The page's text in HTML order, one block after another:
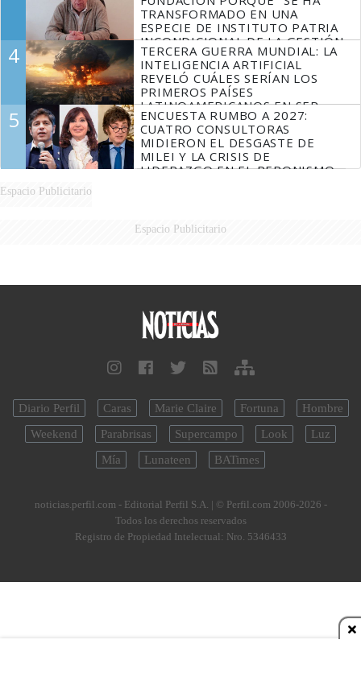
TRANSFORMADO EN UNA
ESPECIE DE INSTITUTO PATRIA
INCONDICIONAL DE LA GESTIÓN
DE MILEI"
4
TERCERA GUERRA MUNDIAL: LA
INTELIGENCIA ARTIFICIAL
REVELÓ CUÁLES SERÍAN LOS
PRIMEROS PAÍSES
LATINOAMERICANOS EN SER
DERROTADOS
5
ENCUESTA RUMBO A 2027:
CUATRO CONSULTORAS
MIDIERON EL DESGASTE DE
MILEI Y LA CRISIS DE
LIDERAZGO EN EL PERONISMO
Espacio Publicitario
Espacio Publicitario
Diario Perfil Caras Marie Claire Fortuna
Hombre
Weekend
Parabrisas Supercampo Look
Luz
Mía
Lunateen BATimes
noticias.perfil.com - Editorial Perfil S.A. | © Perfil.com 2006-2026 -
Todos los derechos reservados
Registro de Propiedad Intelectual: Nro. 5346433